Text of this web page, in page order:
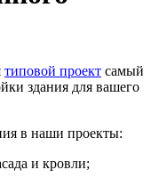
типовой проект самый
здания для вашего
в наши проекты:
и кровли;